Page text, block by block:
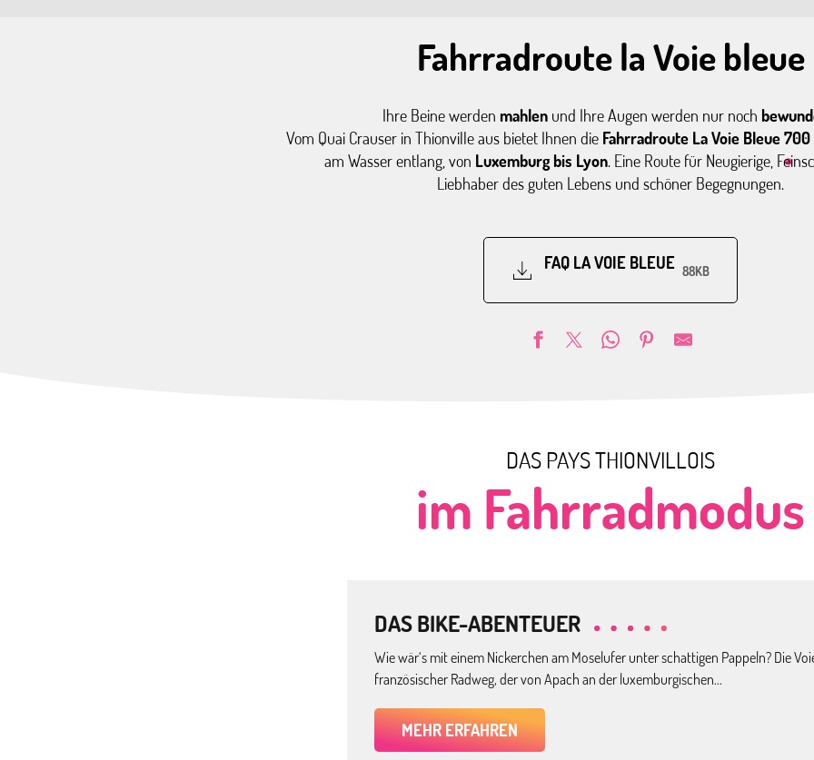
Fahrradroute la Voie bleue
Ihre Beine werden mahlenund Ihre Augen werden nur noch
Vom Quai Crauser in Thionville aus bietet Ihnen dieFahrradroute La Voie Bleue 700
am Wasser entlang, von Luxemburg bis Lyon. Eine Route für Neugierige,
Liebhaber des guten Lebens und schöner Begegnungen.
FAQ LA VOIE BLEUE 88KB
DAS PAYS THIONVILLOIS
im Fahrradmodus
DAS BIKE-ABENTEUER
Wie wär‘s mit einem Nickerchen am Moselufer unter schattigen Pappeln? Die
französischer Radweg, der von Apach an der luxemburgischen...
MEHR ERFAHREN